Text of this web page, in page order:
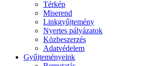
Térkép
Miserend
Linkgyűjtemény
Nyertes pályázatok
Közbeszerzés
Adatvédelem
Gyűjteményeink